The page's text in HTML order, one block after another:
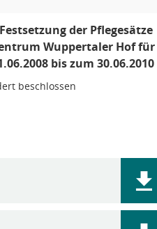
der Pflegesätze
Wuppertaler Hof für
bis zum 30.06.2010
beschlossen